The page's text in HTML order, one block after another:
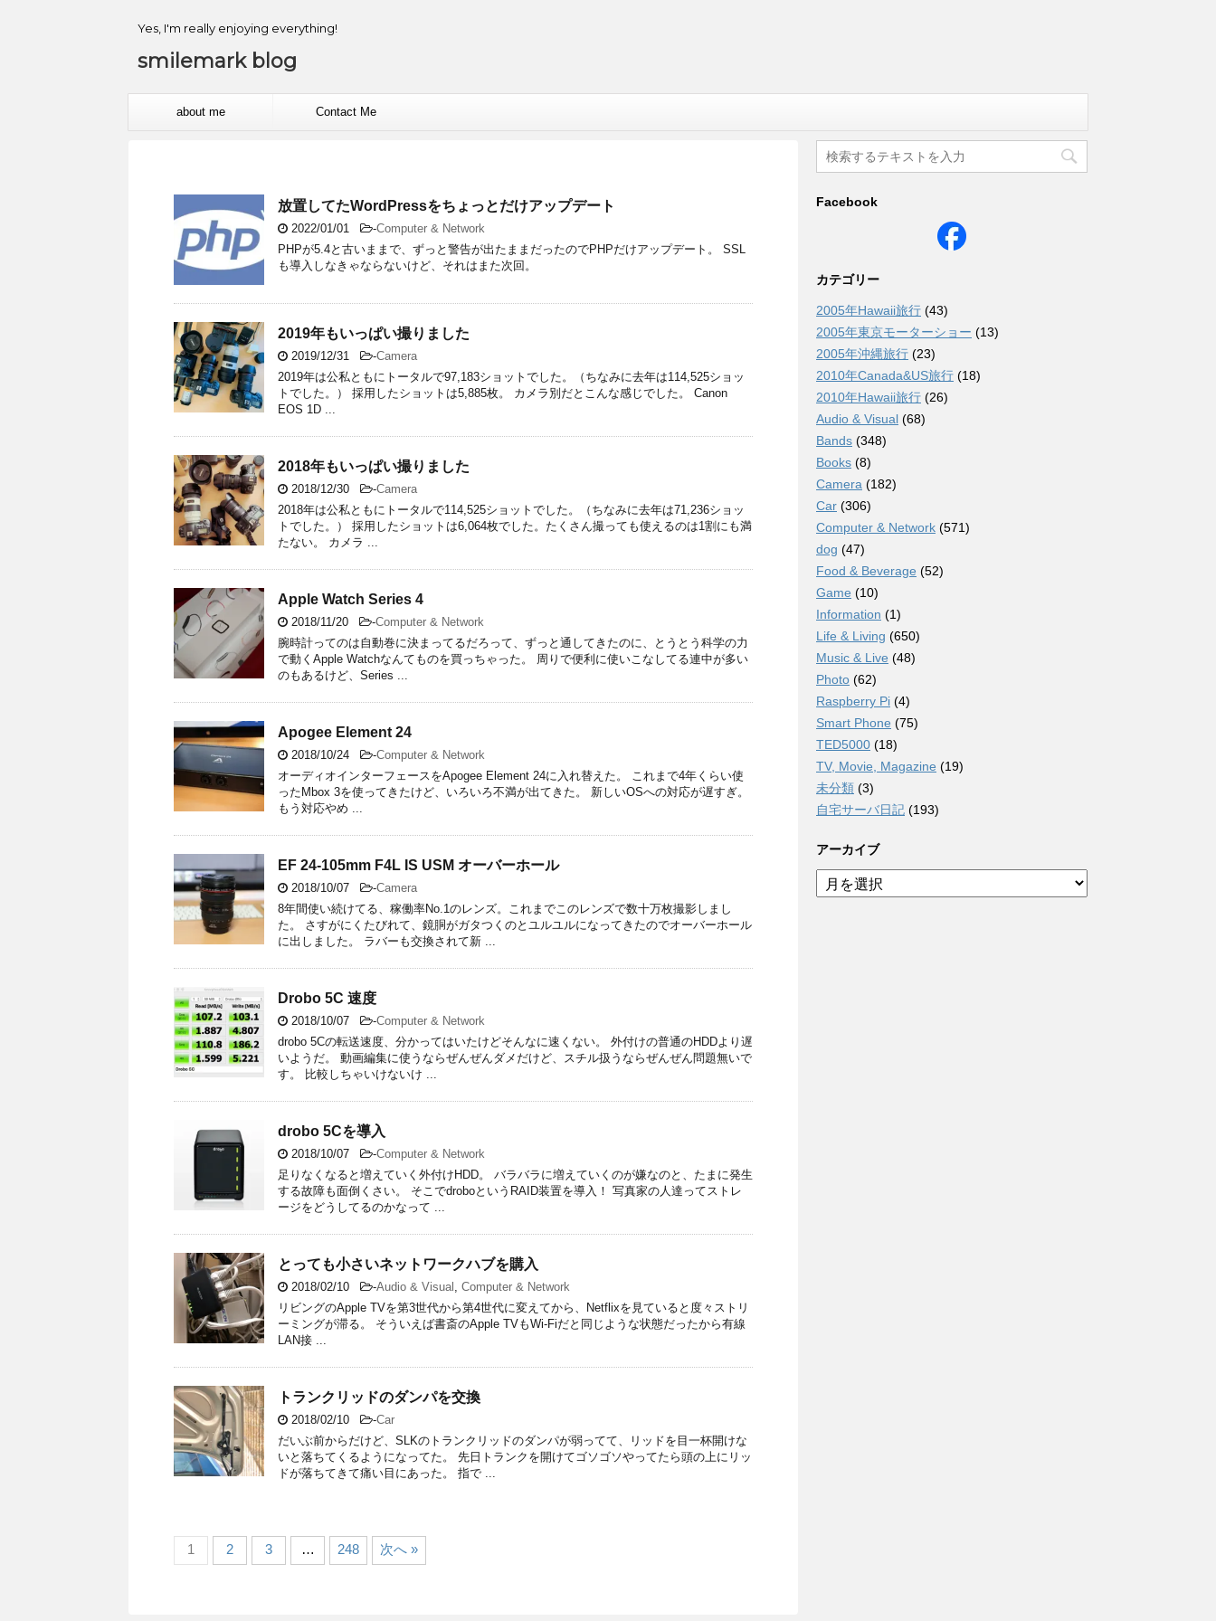
Yes, I'm really enjoying everything!
smilemark blog
about me Contact Me
放置してたWordPressをちょっとだけアップデート
2022/01/01 -Computer & Network
PHPが5.4と古いままで、ずっと警告が出たままだったのでPHPだけアップデート。 SSL
も導入しなきゃならないけど、それはまた次回。
2019年もいっぱい撮りました
2019/12/31 -Camera
2019年は公私ともにトータルで97,183ショットでした。（ちなみに去年は114,525ショッ
トでした。） 採用したショットは5,885枚。 カメラ別だとこんな感じでした。 Canon
EOS 1D ...
2018年もいっぱい撮りました
2018/12/30 -Camera
2018年は公私ともにトータルで114,525ショットでした。（ちなみに去年は71,236ショッ
トでした。） 採用したショットは6,064枚でした。たくさん撮っても使えるのは1割にも満
たない。 カメラ ...
Apple Watch Series 4
2018/11/20 -Computer & Network
腕時計ってのは自動巻に決まってるだろって、ずっと通してきたのに、とうとう科学の力
で動くApple Watchなんてものを買っちゃった。 周りで便利に使いこなしてる連中が多い
のもあるけど、Series ...
Apogee Element 24
2018/10/24 -Computer & Network
オーディオインターフェースをApogee Element 24に入れ替えた。 これまで4年くらい使
ったMbox 3を使ってきたけど、いろいろ不満が出てきた。 新しいOSへの対応が遅すぎ。
もう対応やめ ...
EF 24-105mm F4L IS USM オーバーホール
2018/10/07 -Camera
8年間使い続けてる、稼働率No.1のレンズ。これまでこのレンズで数十万枚撮影しまし
た。 さすがにくたびれて、鏡胴がガタつくのとユルユルになってきたのでオーバーホール
に出しました。 ラバーも交換されて新 ...
Drobo 5C 速度
2018/10/07 -Computer & Network
drobo 5Cの転送速度、分かってはいたけどそんなに速くない。 外付けの普通のHDDより遅
いようだ。 動画編集に使うならぜんぜんダメだけど、スチル扱うならぜんぜん問題無いで
す。 比較しちゃいけないけ ...
drobo 5Cを導入
2018/10/07 -Computer & Network
足りなくなると増えていく外付けHDD。 バラバラに増えていくのが嫌なのと、たまに発生
する故障も面倒くさい。 そこでdroboというRAID装置を導入！ 写真家の人達ってストレ
ージをどうしてるのかなって ...
とっても小さいネットワークハブを購入
2018/02/10 -Audio & Visual Computer & Network
リビングのApple TVを第3世代から第4世代に変えてから、Netflixを見ていると度々ストリ
ーミングが滞る。 そういえば書斎のApple TVもWi-Fiだと同じような状態だったから有線
LAN接 ...
トランクリッドのダンパを交換
2018/02/10 -Car
だいぶ前からだけど、SLKのトランクリッドのダンパが弱ってて、リッドを目一杯開けな
いと落ちてくるようになってた。 先日トランクを開けてゴソゴソやってたら頭の上にリッ
ドが落ちてきて痛い目にあった。 指で ...
1 2 3 … 248 次へ »
Facebook
カテゴリー
2005年Hawaii旅行 (43)
2005年東京モーターショー (13)
2005年沖縄旅行 (23)
2010年Canada&US旅行 (18)
2010年Hawaii旅行 (26)
Audio & Visual (68)
Bands (348)
Books (8)
Camera (182)
Car (306)
Computer & Network (571)
dog (47)
Food & Beverage (52)
Game (10)
Information (1)
Life & Living (650)
Music & Live (48)
Photo (62)
Raspberry Pi (4)
Smart Phone (75)
TED5000 (18)
TV, Movie, Magazine (19)
未分類 (3)
自宅サーバ日記 (193)
アーカイブ
ア
ー